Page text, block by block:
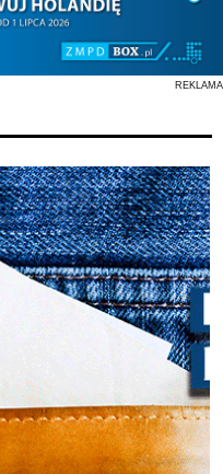
REKLAMA